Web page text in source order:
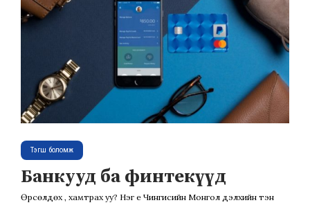
Тэгш боломж
Банкууд ба финтекүүд
Өрсөлдөх үү, хамтрах уу? Нэг үе Чингисийн Монгол дэлхийн тэн